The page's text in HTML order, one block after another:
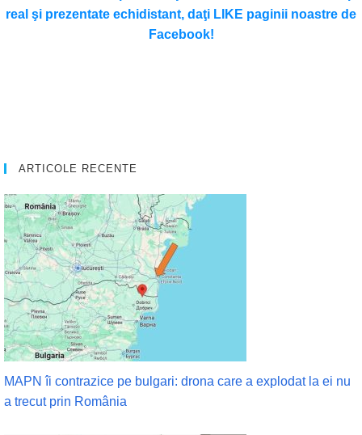
real şi prezentate echidistant, daţi LIKE paginii noastre de
Facebook!
ARTICOLE RECENTE
MAPN îi contrazice pe bulgari: drona care a explodat la ei nu
a trecut prin România